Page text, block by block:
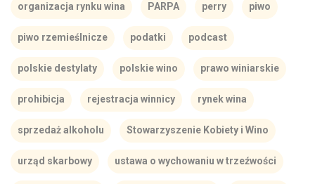
organizacja rynku wina PARPA perry piwo
piwo rzemieślnicze podatki podcast
polskie destylaty polskie wino prawo winiarskie
prohibicja rejestracja winnicy rynek wina
sprzedaż alkoholu Stowarzyszenie Kobiety i Wino
urząd skarbowy ustawa o wychowaniu w trzeźwości